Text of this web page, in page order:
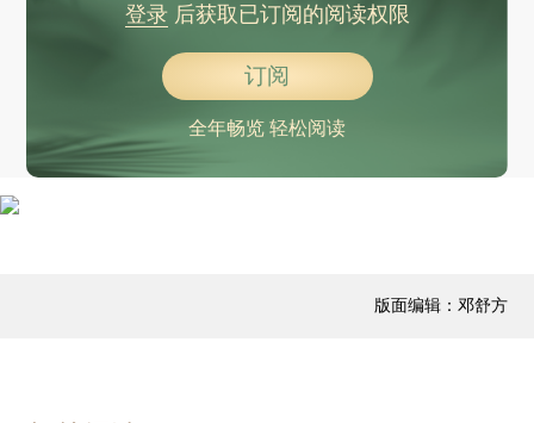
登录后获取已订阅的阅读权限
订阅
全年畅览 轻松阅读
版面编辑：邓舒方